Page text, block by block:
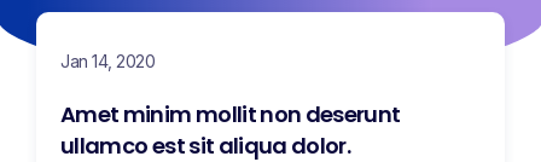
Jan 14, 2020
Amet minim mollit non deserunt
ullamco est sit aliqua dolor.